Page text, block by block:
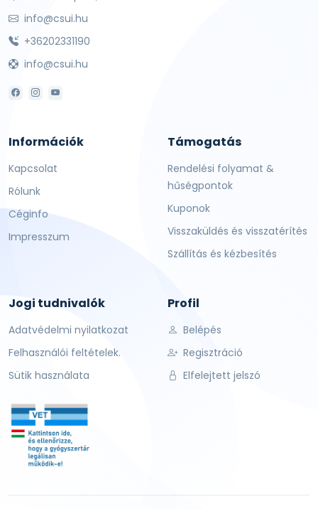
info@csui.hu
+36202331190
info@csui.hu
Információk
Kapcsolat
Rólunk
Céginfo
Impresszum
Támogatás
Rendelési folyamat &
hűségpontok
Kuponok
Visszaküldés és visszatérítés
Szállítás és kézbesítés
Jogi tudnivalók
Adatvédelmi nyilatkozat
Felhasználói feltételek.
Sütik használata
Profil
Belépés
Regisztráció
Elfelejtett jelszó